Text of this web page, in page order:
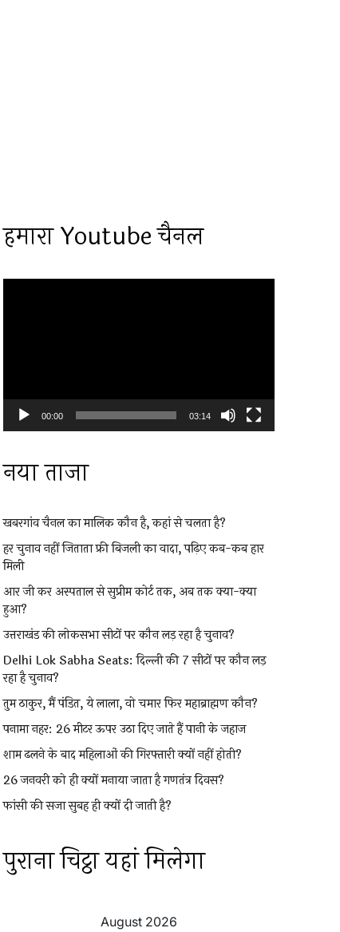
हमारा Youtube चैनल
00:00 03:14
नया ताजा
खबरगांव चैनल का मालिक कौन है, कहां से चलता है?
हर चुनाव नहीं जिताता फ्री बिजली का वादा, पढ़िए कब-कब हार
मिली
आर जी कर अस्पताल से सुप्रीम कोर्ट तक, अब तक क्या-क्या
हुआ?
उत्तराखंड की लोकसभा सीटों पर कौन लड़ रहा है चुनाव?
Delhi Lok Sabha Seats: दिल्ली की 7 सीटों पर कौन लड़
रहा है चुनाव?
तुम ठाकुर, मैं पंडित, ये लाला, वो चमार फिर महाब्राह्मण कौन?
पनामा नहर: 26 मीटर ऊपर उठा दिए जाते हैं पानी के जहाज
शाम ढलने के बाद महिलाओं की गिरफ्तारी क्यों नहीं होती?
26 जनवरी को ही क्यों मनाया जाता है गणतंत्र दिवस?
फांसी की सजा सुबह ही क्यों दी जाती है?
पुराना चिट्ठा यहां मिलेगा
August 2026